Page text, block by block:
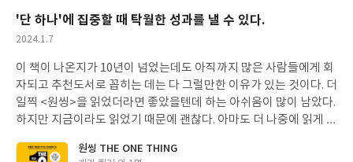
해서도 학생들의 올바른 경제교육을 위해서도 반드시 갖추어야 할
기본소양이인데 말이다. 돈을 벌고 관리하는 일은 정말 중요하다. 특
히 부자가 되는 길은 멀고도 험하고 시간이 많이 필요하다. 공교육 1
2년을 마쳐야 대학 입학이라는 성적표를 받듯이 경제 공부도 여기
에 비유하면 좀 여유가 생긴다. 난 경제공부 이제 7년차다. 중학교 1
학년 수준이다. 앞으로 6년을 매진해야만 나의 자산이라는 성적표
를 받는 거라고 생각하고 열심히 노력하고 있다. 6년이 지난 후에도
리 과정을 겪을 것이다. 그렇게 장기적인 관점으로 돈관리를 하다보
마나 철학적이면서도 실존적인가? 무엇보다 내가 이러한 생각을 하
게 된 것은 아마도 이제 이런 생각을 할 수밖에 없는 나이가 되어서
일 것이다. 여든이 넘으신 엄마 생각, 대한민국에서 자식을 기르고
가르친다는 것의 의미, 50살이 넘은 나의 현재 상태와 커리어, 다가
올 노후와 미래 이 모든 것들이 그냥 하나도 만만한 것이 없어 보였
다. 그런 고민을 가득 안고 봄날을 힘겹게 지나가고 있었는데, 지난
주말 아주 우연히 김영하 작가님이 새로운 산문집을 냈다는 소식을
았고 김영하 작가처럼 교양인을 추구하는 작가의 글을 읽은 지가 오
'단 하나'에 집중할 때 탁월한 성과를 낼 수 있다.
작
일
2024.1.7
이 책이 나온지가 10년이 넘었는데도 아직까지 많은 사람들에게 회
자되고 추천도서로 꼽히는 데는 다 그럴만한 이유가 있는 것이다. 더
일찍 <원씽>을 읽었더라면 좋았을텐데 하는 아쉬움이 많이 남았다.
하지만 지금이라도 읽었기 때문에 괜찮다. 아마도 더 나중에 읽게 되
야기라고 시시하다고 여겼을지도 모를 일이다. 그만큼, 이 책에는
원씽 THE ONE THING